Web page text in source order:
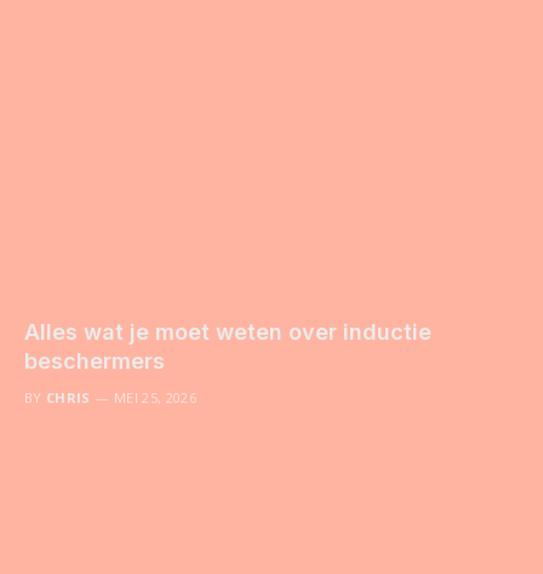
Alles wat je moet weten over inductie
beschermers
BY CHRIS MEI 25, 2026